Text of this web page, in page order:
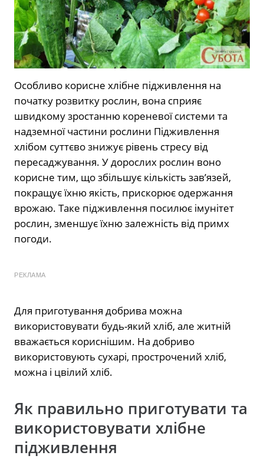
Особливо корисне хлібне підживлення на
початку розвитку рослин, вона сприяє
швидкому зростанню кореневої системи та
надземної частини рослини Підживлення
хлібом суттєво знижує рівень стресу від
пересаджування. У дорослих рослин воно
корисне тим, що збільшує кількість зав’язей,
покращує їхню якість, прискорює одержання
врожаю. Таке підживлення посилює імунітет
рослин, зменшує їхню залежність від примх
погоди.
РЕКЛАМА
Для приготування добрива можна
використовувати будь-який хліб, але житній
вважається кориснішим. На добриво
використовують сухарі, прострочений хліб,
можна і цвілий хліб.
Як правильно приготувати та
використовувати хлібне
підживлення